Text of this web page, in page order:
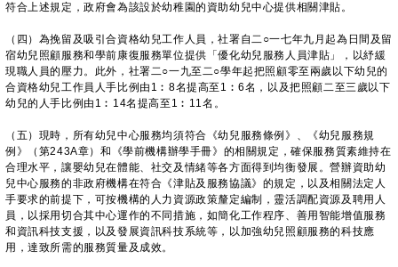
符合上述規定，政府會為該設於幼稚園的資助幼兒中心提供相關津貼。
（四）為挽留及吸引合資格幼兒工作人員，社署自二○一七年九月起為日間及留
宿幼兒照顧服務和學前康復服務單位提供「優化幼兒服務人員津貼」，以紓緩
現職人員的壓力。此外，社署二○一九至二○學年起把照顧零至兩歲以下幼兒的
合資格幼兒工作員人手比例由1︰8名提高至1︰6名，以及把照顧二至三歲以下
幼兒的人手比例由1︰14名提高至1︰11名。
（五）現時，所有幼兒中心服務均須符合《幼兒服務條例》、《幼兒服務規
例》（第243A章）和《學前機構辦學手冊》的相關規定，確保服務質素維持在
合理水平，讓嬰幼兒在體能、社交及情緒等各方面得到均衡發展。營辦資助幼
兒中心服務的非政府機構在符合《津貼及服務協議》的規定，以及相關法定人
手要求的前提下，可按機構的人力資源政策釐定編制，靈活調配資源及聘用人
員，以採用切合其中心運作的不同措施，如簡化工作程序、善用智能增值服務
和資訊科技支援，以及發展資訊科技系統等，以加強幼兒照顧服務的科技應
用，達致所需的服務質量及成效。